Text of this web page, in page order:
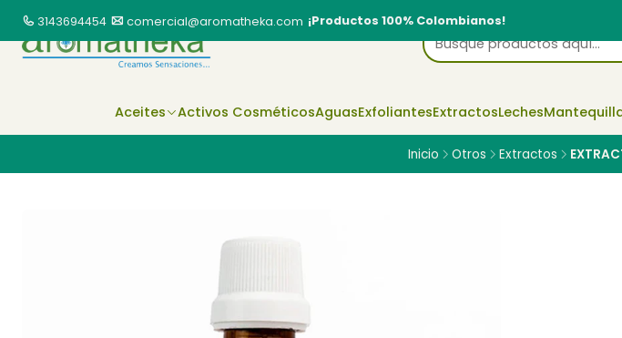
Aceites Activos CosméticosAguasExfoliantesExtractosLeches
3143694454 comercial@aromatheka.com ¡Productos 100% Colombianos!
Inicio Otros Extractos